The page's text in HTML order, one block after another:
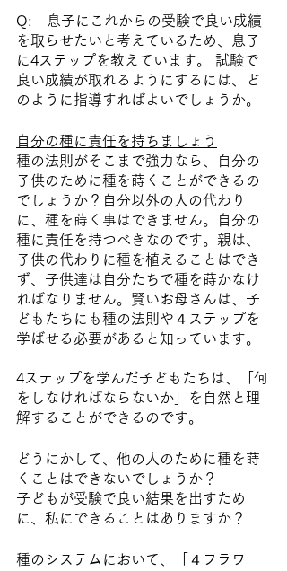
Q:　息子にこれからの受験で良い成績
を取らせたいと考えているため、息子
に4ステップを教えています。 試験で
良い成績が取れるようにするには、ど
のように指導すればよいでしょうか。
自分の種に責任を持ちましょう
種の法則がそこまで強力なら、自分の
子供のために種を蒔くことができるの
でしょうか？自分以外の人の代わり
に、種を蒔く事はできません。自分の
種に責任を持つべきなのです。親は、
子供の代わりに種を植えることはでき
ず、子供達は自分たちで種を蒔かなけ
ればなりません。賢いお母さんは、子
どもたちにも種の法則や４ステップを
学ばせる必要があると知っています。
4ステップを学んだ子どもたちは、「何
をしなければならないか」を自然と理
解することができるのです。
どうにかして、他の人のために種を蒔
くことはできないでしょうか？
子どもが受験で良い結果を出すため
に、私にできることはありますか？
種のシステムにおいて、「４フラワ